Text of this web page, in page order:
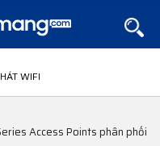
WIFI
Access Points phân phối